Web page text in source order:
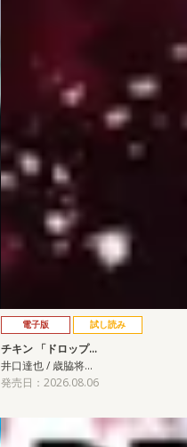
電子版 試し読み
チキン 「ドロップ…
井口達也 / 歳脇将…
発売日：2026.08.06